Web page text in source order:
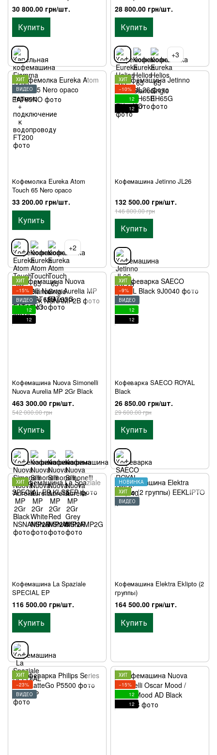
подключение к водопроводу
30 800.00 грн/шт.
Купить
28 800.00 грн/шт.
Купить
+3
ХИТ
ВИДЕО
Кофемолка Eureka Atom
Touch 65 Nero opaco
33 200.00 грн/шт.
Купить
+2
ХИТ
−10%
12
12
Кофемашина Jetinno JL26
132 500.00 грн/шт.
146 800.00 грн
Купить
ХИТ
−15%
ВИДЕО
12
12
Кофемашина Nuova Simonelli
Nuova Aurelia MP 2Gr Black
463 300.00 грн/шт.
542 000.00 грн
Купить
ХИТ
−9%
ВИДЕО
12
12
Кофеварка SAECO ROYAL
Black
26 850.00 грн/шт.
29 600.00 грн
Купить
ХИТ
Кофемашина La Spaziale
SPECIAL EP
116 500.00 грн/шт.
Купить
НОВИНКА
ХИТ
ВИДЕО
Кофемашина Elektra Eklipto (2
группы)
164 500.00 грн/шт.
Купить
ХИТ
−23%
ВИДЕО
ХИТ
−15%
12
12